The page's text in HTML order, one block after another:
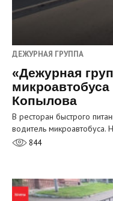
ДЕЖУРНАЯ ГРУППА
«Дежурная
Копылова
В ресторан быстрого
водитель
844